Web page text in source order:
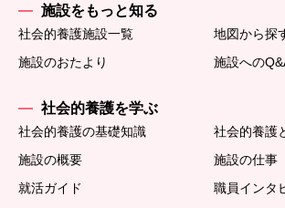
施設をもっと知る
社会的養護施設一覧
地図から探
施設のおたより
施設への
社会的養護を学ぶ
社会的養護の基礎知識
社会的養護
施設の概要
施設の仕事
就活ガイド
職員インタ